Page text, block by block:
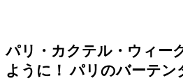
パリ・カクテル・ウィー
ように！ パリのバーテ